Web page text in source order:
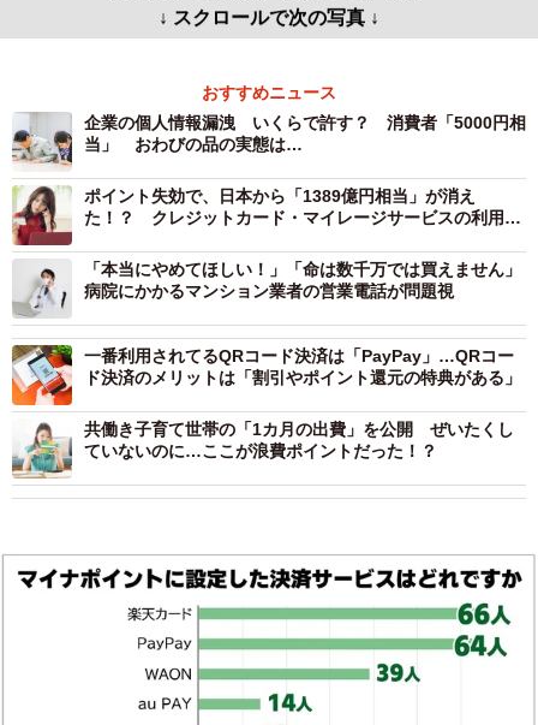
↓ スクロールで次の写真 ↓
おすすめニュース
企業の個人情報漏洩 いくらで許す？ 消費者「5000円相
当」 おわびの品の実態は…
ポイント失効で、日本から「1389億円相当」が消え
た！？ クレジットカード・マイレージサービスの利用調
「本当にやめてほしい！」「命は数千万では買えません」
病院にかかるマンション業者の営業電話が問題視
一番利用されてるQRコード決済は「PayPay」…QRコー
ド決済のメリットは「割引やポイント還元の特典がある」
共働き子育て世帯の「1カ月の出費」を公開 ぜいたくし
ていないのに…ここが浪費ポイントだった！？